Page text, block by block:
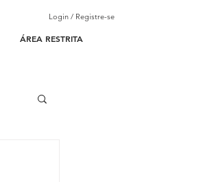
ÁREA RESTRITA
Login / Registre-se